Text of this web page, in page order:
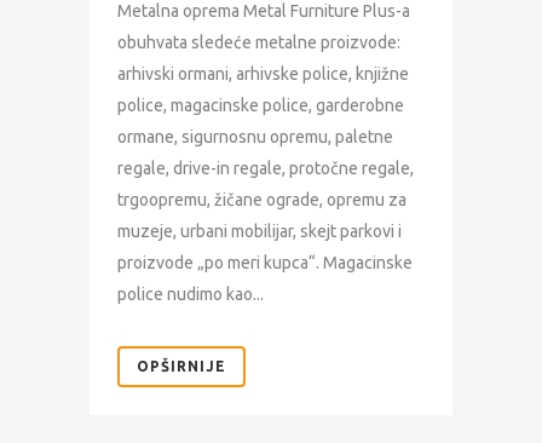
Metalna oprema Metal Furniture Plus-a
obuhvata sledeće metalne proizvode:
arhivski ormani, arhivske police, knjižne
police, magacinske police, garderobne
ormane, sigurnosnu opremu, paletne
regale, drive-in regale, protočne regale,
trgoopremu, žičane ograde, opremu za
muzeje, urbani mobilijar, skejt parkovi i
proizvode „po meri kupca“. Magacinske
police nudimo kao...
OPŠIRNIJE